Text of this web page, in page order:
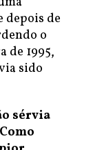
depois de
o
de 1995,
sido
sérvia